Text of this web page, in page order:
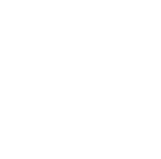
Seen liegen auf
wird. Um
wir vor Ort